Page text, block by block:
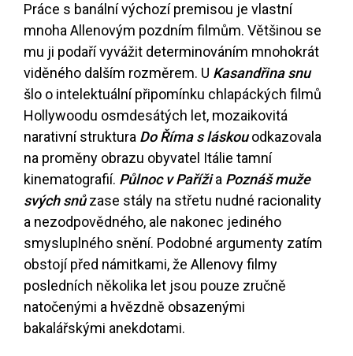
Práce s banální výchozí premisou je vlastní
mnoha Allenovým pozdním filmům. Většinou se
mu ji podaří vyvážit determinováním mnohokrát
viděného dalším rozměrem. U Kasandřina snu
šlo o intelektuální připomínku chlapáckých filmů
Hollywoodu osmdesátých let, mozaikovitá
narativní struktura Do Říma s láskouodkazovala
na proměny obrazu obyvatel Itálie tamní
kinematografií. Půlnoc v Pařížia Poznáš muže
svých snůzase stály na střetu nudné racionality
a nezodpovědného, ale nakonec jediného
smysluplného snění. Podobné argumenty zatím
obstojí před námitkami, že Allenovy filmy
posledních několika let jsou pouze zručně
natočenými a hvězdně obsazenými
bakalářskými anekdotami.